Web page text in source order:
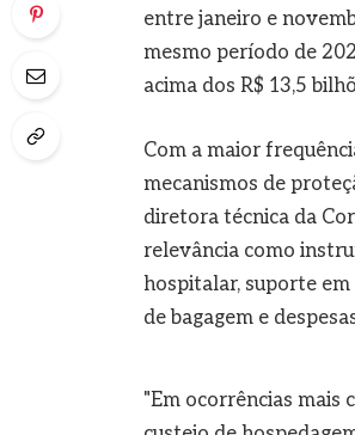
entre janeiro e
mesmo período de
acima dos R$ 13,5
Com a maior
mecanismos de
diretora técnica da
relevância como
hospitalar, suporte
de bagagem e
"Em ocorrências mais